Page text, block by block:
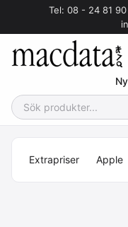
Tel: 08 - 24 81
Extrapriser Apple